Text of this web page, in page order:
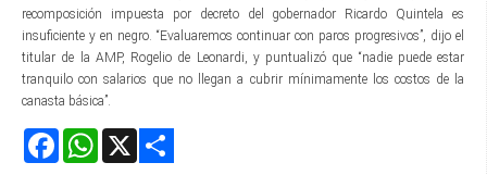
recomposición impuesta por decreto del gobernador Ricardo Quintela es
insuficiente y en negro. “Evaluaremos continuar con paros progresivos”, dijo el
titular de la AMP, Rogelio de Leonardi, y puntualizó que “nadie puede estar
tranquilo con salarios que no llegan a cubrir mínimamente los costos de la
canasta básica”.
FacebookWhatsApp